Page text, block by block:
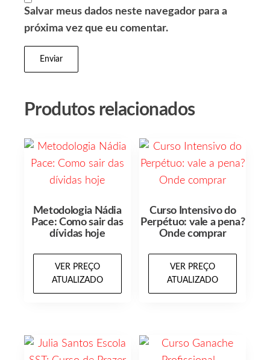
Salvar meus dados neste navegador para a
próxima vez que eu comentar.
Produtos relacionados
Metodologia Nádia
Pace: Como sair das
dívidas hoje
VER PREÇO
ATUALIZADO
Curso Intensivo do
Perpétuo: vale a pena?
Onde comprar
VER PREÇO
ATUALIZADO